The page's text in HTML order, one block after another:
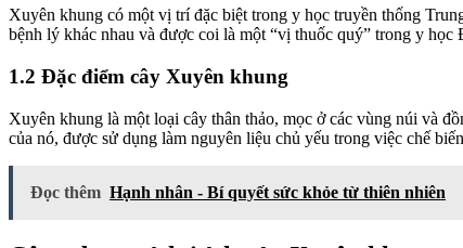
Xuyên khung có một vị trí đặc biệt trong y học truyền thống
bệnh lý khác nhau và được coi là một “vị thuốc quý” trong y học
1.2 Đặc điểm cây Xuyên khung
Xuyên khung là một loại cây thân thảo, mọc ở các vùng núi và
của nó, được sử dụng làm nguyên liệu chủ yếu trong việc chế
Đọc thêm Hạnh nhân - Bí quyết sức khỏe từ thiên nhiên